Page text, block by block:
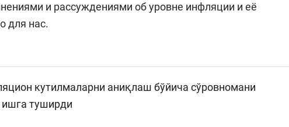
и рассуждениями об уровне инфляции и её
для нас.
кутилмаларни аниқлаш бўйича сўровномани
ишга туширди